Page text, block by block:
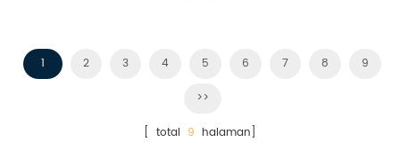
1
2 3 4 5 6 7 8 9
>>
[ total 9 halaman]